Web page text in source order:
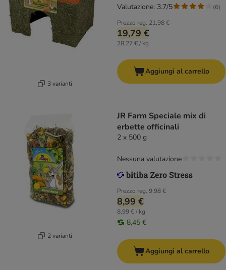
3 varianti
Prezzo reg. 21,98 €
19,79 €
28,27 € / kg
Valutazione: 3.7/5 (6)
Aggiungi al carrello
2 varianti
JR Farm Speciale mix di
erbette officinali
2 x 500 g
Prezzo reg. 9,98 €
8,99 €
8,99 € / kg
8,45 €
Nessuna valutazione
Aggiungi al carrello